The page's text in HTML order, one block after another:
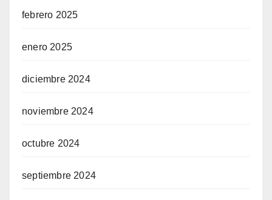
febrero 2025
enero 2025
diciembre 2024
noviembre 2024
octubre 2024
septiembre 2024